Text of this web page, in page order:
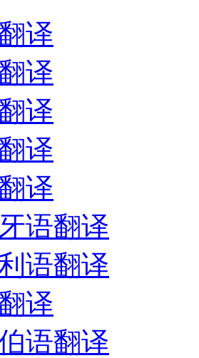
译
译
译
译
译
语翻译
语翻译
译
语翻译